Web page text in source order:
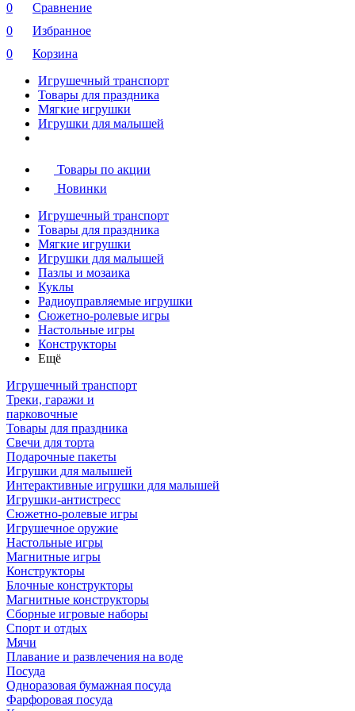
0
Сравнение
0
Избранное
0
Корзина
Игрушечный транспорт
Товары для праздника
Мягкие игрушки
Игрушки для малышей
Товары по акции
Новинки
Игрушечный транспорт
Товары для праздника
Мягкие игрушки
Игрушки для малышей
Пазлы и мозаика
Куклы
Радиоуправляемые игрушки
Сюжетно-ролевые игры
Настольные игры
Конструкторы
Ещё
Игрушечный транспорт
Треки, гаражи и
парковочные
Товары для праздника
Свечи для торта
Подарочные пакеты
Игрушки для малышей
Интерактивные игрушки для малышей
Игрушки-антистресс
Сюжетно-ролевые игры
Игрушечное оружие
Настольные игры
Магнитные игры
Конструкторы
Блочные конструкторы
Магнитные конструкторы
Сборные игровые наборы
Спорт и отдых
Мячи
Плавание и развлечения на воде
Посуда
Одноразовая бумажная посуда
Фарфоровая посуда